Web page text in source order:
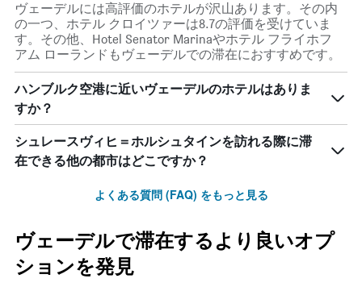
ヴェーデルには高評価のホテルが沢山あります。その内
の一つ、ホテル クロイツァーは8.7の評価を受けていま
す。その他、Hotel Senator Marinaやホテル フライホフ
アム ローランドもヴェーデルでの滞在におすすめです。
ハンブルク空港​に近いヴェーデル​のホテルはありま
すか？
シュレースヴィヒ＝ホルシュタインを訪れる際に滞
在できる他の都市はどこですか？
よくある質問 (FAQ) をもっと見る
ヴェーデルで滞在するより良いオプ
ションを発見